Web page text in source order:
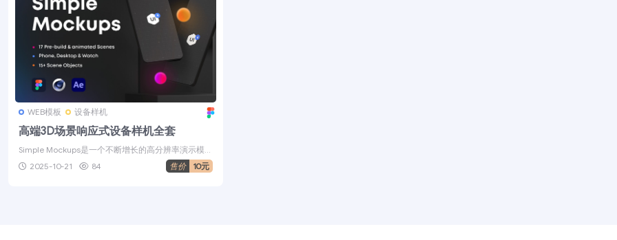
WEB模板 设备样机
高端3D场景响应式设备样机全套
Simple Mockups是一个不断增长的高分辨率演示模型
2025-10-21 84 售价 10元